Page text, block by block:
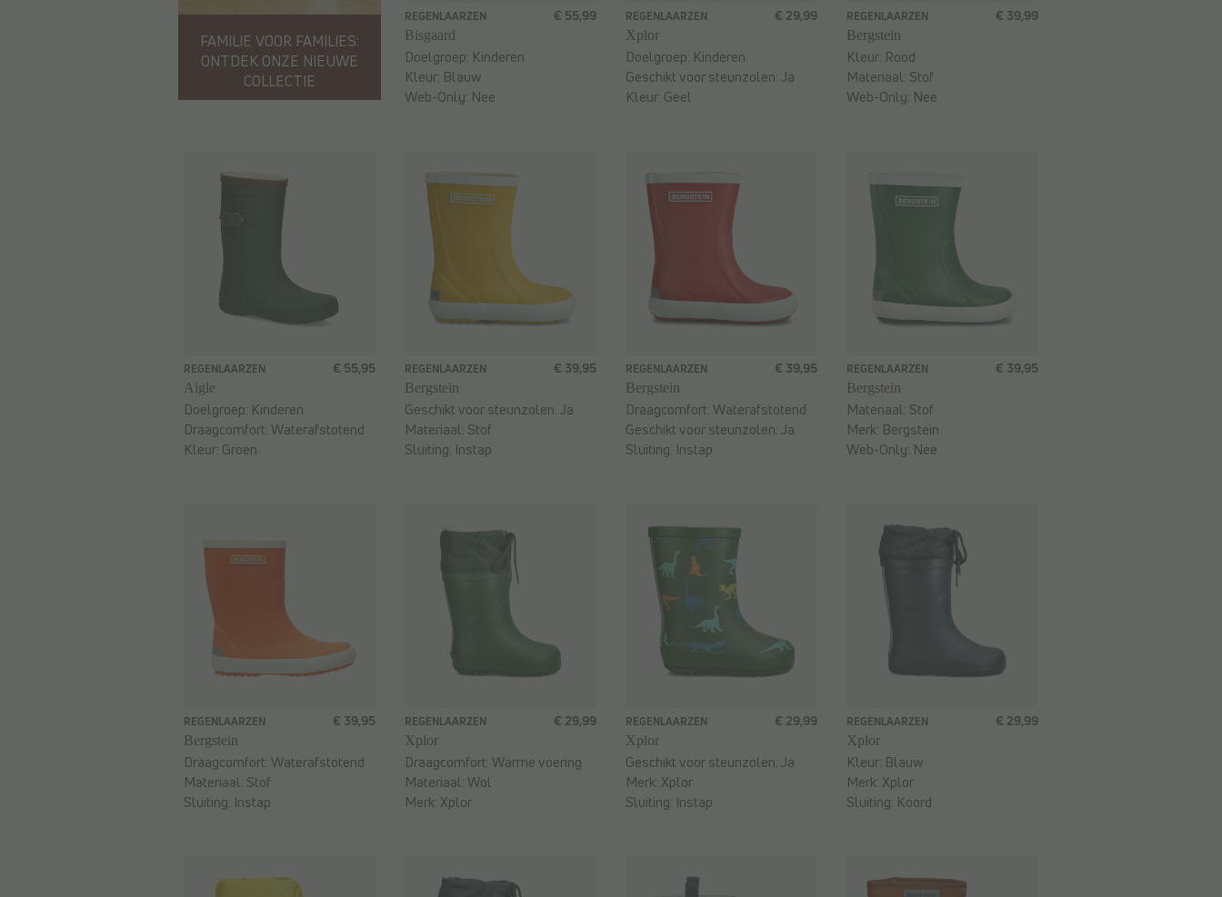
FAMILIE VOOR FAMILIES:
ONTDEK ONZE NIEUWE
COLLECTIE
REGENLAARZEN
Bisgaard
€ 55,99
Doelgroep: Kinderen
Kleur: Blauw
Web-Only: Nee
REGENLAARZEN
Xplor
€ 29,99
Doelgroep: Kinderen
Geschikt voor steunzolen:Ja
Kleur: Geel
REGENLAARZEN
Bergstein
€ 39,99
Kleur: Rood
Materiaal: Stof
Web-Only: Nee
REGENLAARZEN
Aigle
€ 55,95
Doelgroep: Kinderen
Draagcomfort:Waterafstotend
Kleur: Groen
REGENLAARZEN
Bergstein
€ 39,95
Geschikt voor steunzolen:Ja
Materiaal: Stof
Sluiting: Instap
REGENLAARZEN
Bergstein
€ 39,95
Draagcomfort:Waterafstotend
Geschikt voor steunzolen:Ja
Sluiting: Instap
REGENLAARZEN
Bergstein
€ 39,95
Materiaal: Stof
Merk: Bergstein
Web-Only: Nee
REGENLAARZEN
Bergstein
€ 39,95
Draagcomfort:Waterafstotend
Materiaal: Stof
Sluiting: Instap
REGENLAARZEN
Xplor
€ 29,99
Draagcomfort:Warme voering
Materiaal:Wol
Merk: Xplor
REGENLAARZEN
Xplor
€ 29,99
Geschikt voor steunzolen:Ja
Merk: Xplor
Sluiting: Instap
REGENLAARZEN
Xplor
€ 29,99
Kleur: Blauw
Merk: Xplor
Sluiting: Koord